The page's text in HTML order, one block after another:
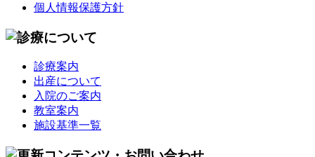
個人情報保護方針
診療案内
出産について
入院のご案内
教室案内
施設基準一覧